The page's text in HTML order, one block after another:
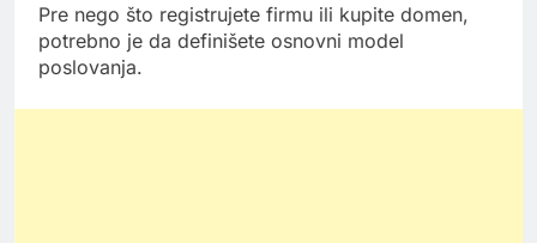
Pre nego što registrujete firmu ili kupite domen,
potrebno je da definišete osnovni model
poslovanja.